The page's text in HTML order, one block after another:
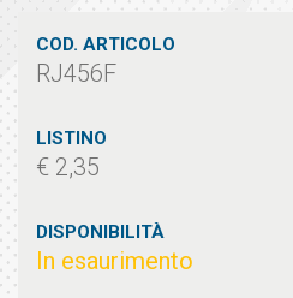
COD. ARTICOLO
RJ456F
LISTINO
€ 2,35
DISPONIBILITÀ
In esaurimento